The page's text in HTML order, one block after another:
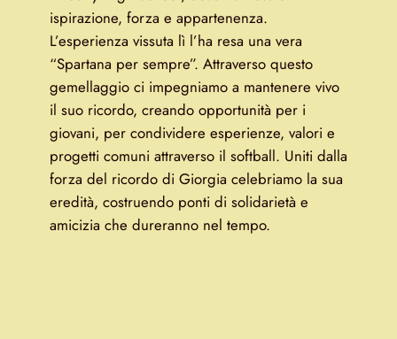
ispirazione, forza e appartenenza.
L’esperienza vissuta lì l’ha resa una vera
“Spartana per sempre”. Attraverso questo
gemellaggio ci impegniamo a mantenere vivo
il suo ricordo, creando opportunità per i
giovani, per condividere esperienze, valori e
progetti comuni attraverso il softball. Uniti dalla
forza del ricordo di Giorgia celebriamo la sua
eredità, costruendo ponti di solidarietà e
amicizia che dureranno nel tempo.